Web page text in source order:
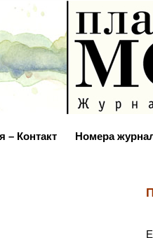
– Контакт Номера